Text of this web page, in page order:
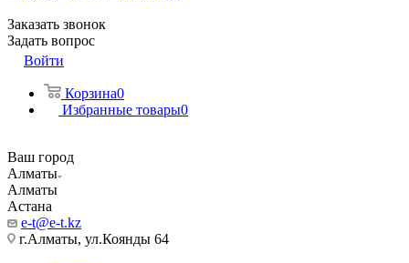
Заказать звонок
Задать вопрос
Войти
Корзина0
Избранные товары0
Ваш город
Алматы
Алматы
Астана
e-t@e-t.kz
г.Алматы, ул.Коянды 64